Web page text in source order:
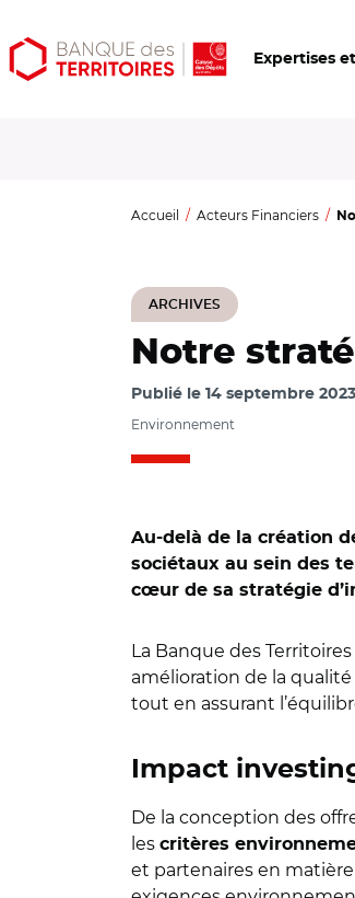
Aller
au
Aller
au
Ouvrir
les
Expertises
Accueil Acteurs Financiers
ARCHIVES
Notre
Publié le 14 septembre 2023
Environnement
Au-delà de la création
sociétaux au sein des
cœur de sa stratégie
La Banque des
amélioration de la
tout en assurant
Impact
De la conception des
les critères
et partenaires en